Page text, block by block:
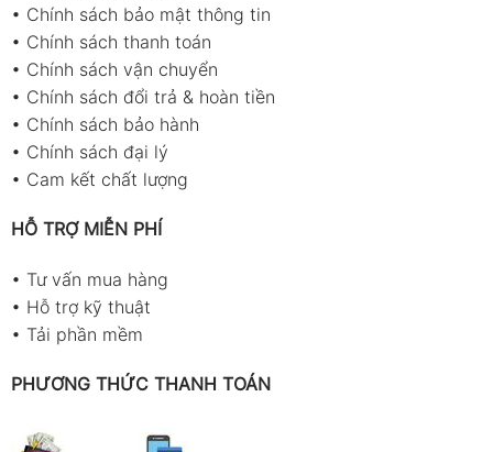
• Chính sách bảo mật thông tin
• Chính sách thanh toán
• Chính sách vận chuyển
• Chính sách đổi trả & hoàn tiền
• Chính sách bảo hành
• Chính sách đại lý
• Cam kết chất lượng
HỖ TRỢ MIỄN PHÍ
• Tư vấn mua hàng
• Hỗ trợ kỹ thuật
• Tải phần mềm
PHƯƠNG THỨC THANH TOÁN